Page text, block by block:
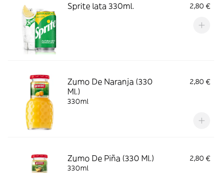
Sprite lata 330ml. 2,80 €
Zumo De Naranja (330
Ml.)
2,80 €
330ml
Zumo De Piña (330 Ml.)
2,80 €
330ml